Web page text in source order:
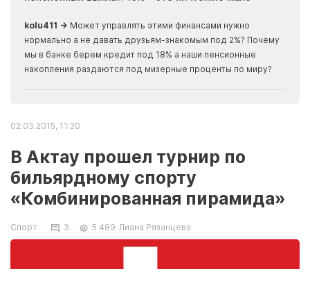
kolu411 → Может управлять этими финансами нужно
нормально а не давать друзьям-знакомым под 2%? Почему
мы в банке берем кредит под 18% а наши пенсионные
накопления раздаются под мизерные проценты по миру?
02.03.2015, 11:20
В Актау прошел турнир по
бильярдному спорту
«Комбинированная пирамида»
Спорт 3 5 489 Лиана Рязанцева